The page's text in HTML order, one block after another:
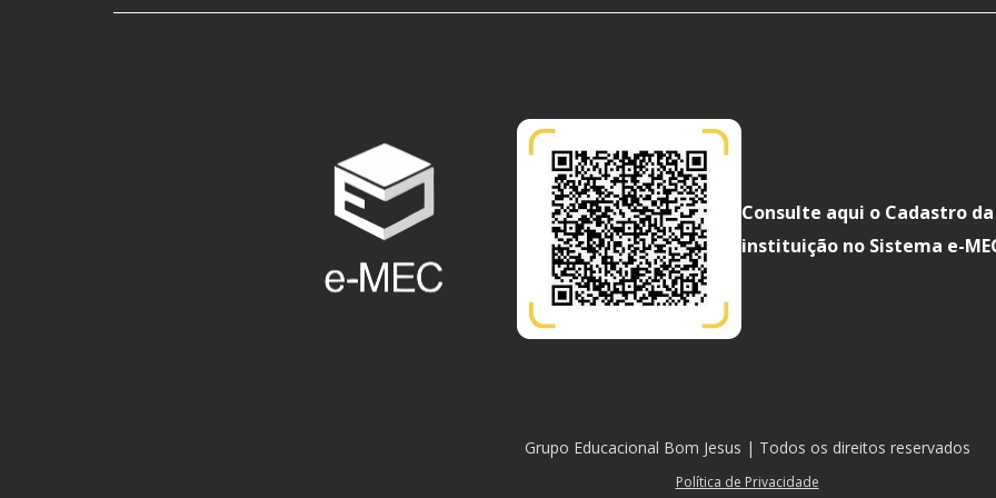
Consulte aqui o Cadastro da
instituição no Sistema e-
Grupo Educacional Bom Jesus | Todos os direitos reservados
Política de Privacidade